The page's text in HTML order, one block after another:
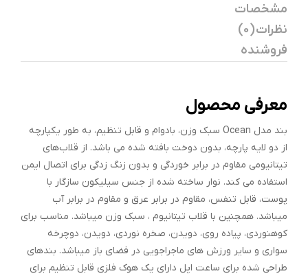
مشخصات
نظرات (0)
فروشنده
معرفی محصول
بند مدل Ocean سبک وزن، بادوام و قابل تنظیم، به طور یکپارچه
از دو لایه پارچه، بدون دوخت بافته شده می باشد. از قلاب‌های
تیتانیومی مقاوم در برابر خوردگی و بدون زنگ زدگی برای اتصال ایمن
استفاده می کند. نوار ساخته شده از جنس سیلیکون سازگار با
پوست، قابل تنفس، مقاوم در برابر عرق و مقاوم در برابر آب
میباشد. همچنین با قلاب تیتانیوم ، سبک وزن میباشد. مناسب برای
کوهنوردی، پیاده روی، دویدن، صخره نوردی، دویدن، دوچرخه
سواری و سایر ورزش های ماجراجویی در فضای باز میباشد. بندهای
طراحی شده برای ساعت اپل دارای یک هوک فلزی قابل تنظیم برای